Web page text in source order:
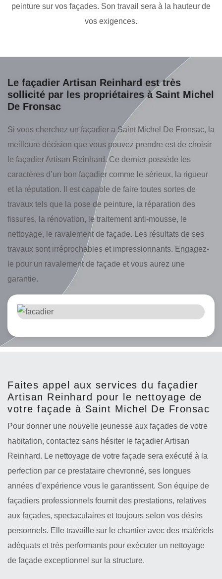
peinture sur vos façades. Son travail sera à la hauteur de
vos exigences.
Le façadier Artisan Reinhard est très
sollicité par les propriétaires à Saint Michel
De Fronsac
Si vous cherchez un façadier a Saint Michel De Fronsac, la
meilleure décision que vous pouvez prendre est de choisir
le façadier Artisan Reinhard. Ce dernier possède les
caractères d’un bon façadier comme le sérieux, la rigueur
et la réputation. Il est capable de faire toutes sortes de
travaux tels que la pose de peinture, la réparation des
fissures, la rénovation, le traitement anti-mousse, le
nettoyage, le ravalement de façade. Les résultats de ses
travaux sont irréprochables et impressionnants. Engagez-
le pour un ravalement de façade et vous aurez une
garantie.
Faites appel aux services du façadier
Artisan Reinhard pour le nettoyage de
votre façade à Saint Michel De Fronsac
Pour donner une nouvelle jeunesse aux façades de votre
habitation, contactez sans hésiter le façadier Artisan
Reinhard. Le nettoyage de votre façade sera exécuté à la
perfection par ce prestataire chevronné, ses longues
années d’expérience vous le garantissent. Son équipe de
façadiers professionnels fournit des prestations, relatives
aux façades, spectaculaires et toujours selon vos désirs
personnels. Elle travaille sur le chantier avec des matériels
adéquats et très performants pour exécuter un nettoyage
de façade exceptionnel sur la structure.